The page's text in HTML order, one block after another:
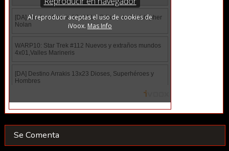
Se Comenta